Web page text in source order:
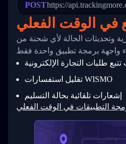
23
24
25
27
28
29
30
31
33
34
          },
          {
"Date":
          }
        ]
      }
  }
}
POSThttps://
في الوقت الفعلي
وتحديثات الحالة لأي شحنة من
واجهة برمجة تطبيق واحدة فقط
طلبات التجارة الإلكترونية
تقليل استفسارات WISMO
إشعارات تلقائية بحالة التسليم